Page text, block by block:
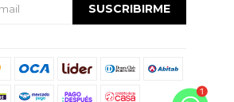
SUSCRIBIRME